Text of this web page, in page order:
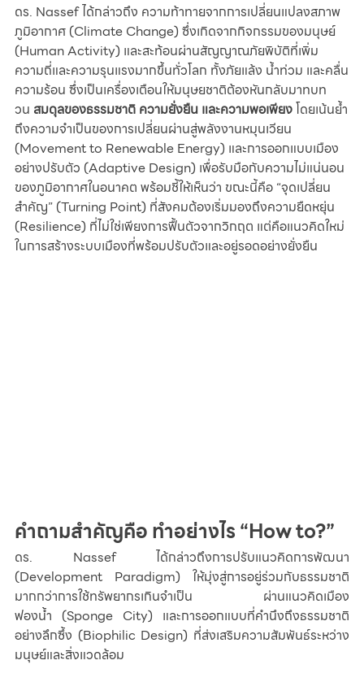
ดร. Nassef ได้กล่าวถึง ความท้าทายจากการเปลี่ยนแปลงสภาพ
ภูมิอากาศ (Climate Change) ซึ่งเกิดจากกิจกรรมของมนุษย์
(Human Activity) และสะท้อนผ่านสัญญาณภัยพิบัติที่เพิ่ม
ความถี่และความรุนแรงมากขึ้นทั่วโลก ทั้งภัยแล้ง น้ำท่วม และคลื่น
ความร้อน ซึ่งเป็นเครื่องเตือนให้มนุษยชาติต้องหันกลับมาทบท
วน สมดุลของธรรมชาติ ความยั่งยืน และความพอเพียง โดยเน้นย้ำ
ถึงความจำเป็นของการเปลี่ยนผ่านสู่พลังงานหมุนเวียน
(Movement to Renewable Energy) และการออกแบบเมือง
อย่างปรับตัว (Adaptive Design) เพื่อรับมือกับความไม่แน่นอน
ของภูมิอากาศในอนาคต พร้อมชี้ให้เห็นว่า ขณะนี้คือ “จุดเปลี่ยน
สำคัญ” (Turning Point) ที่สังคมต้องเริ่มมองถึงความยืดหยุ่น
(Resilience) ที่ไม่ใช่เพียงการฟื้นตัวจากวิกฤต แต่คือแนวคิดใหม่
ในการสร้างระบบเมืองที่พร้อมปรับตัวและอยู่รอดอย่างยั่งยืน
คำถามสำคัญคือ ทำอย่างไร “How to?”
ดร. Nassef ได้กล่าวถึงการปรับแนวคิดการพัฒนา
(Development Paradigm) ให้มุ่งสู่การอยู่ร่วมกับธรรมชาติ
มากกว่าการใช้ทรัพยากรเกินจำเป็น ผ่านแนวคิดเมือง
ฟองน้ำ (Sponge City) และการออกแบบที่คำนึงถึงธรรมชาติ
อย่างลึกซึ้ง (Biophilic Design) ที่ส่งเสริมความสัมพันธ์ระหว่าง
มนุษย์และสิ่งแวดล้อม